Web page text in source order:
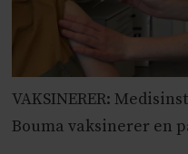
VAKSINERER:
Bouma vaksinerer en